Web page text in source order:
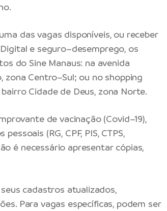
.
das vagas disponíveis, ou receber
e seguro–desemprego, os
do Sine Manaus: na avenida
zona Centro–Sul; ou no shopping
bairro Cidade de Deus, zona Norte.
de vacinação (Covid–19),
(RG, CPF, PIS, CTPS,
é necessário apresentar cópias,
cadastros atualizados,
Para vagas específicas, podem ser